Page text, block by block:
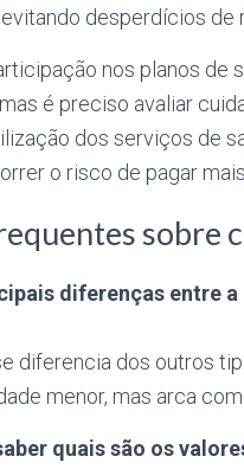
desperdícios de
nos planos de
é preciso avaliar
dos serviços de
o risco de pagar
sobre
diferenças entre
diferencia dos outros
menor, mas arca
quais são os